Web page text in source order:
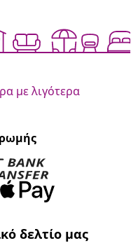
με λιγότερα
δελτίο μας